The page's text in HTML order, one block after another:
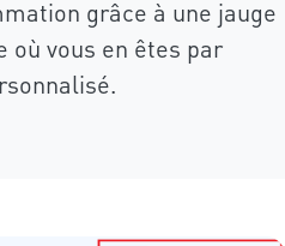
grâce à une jauge
où vous en êtes par